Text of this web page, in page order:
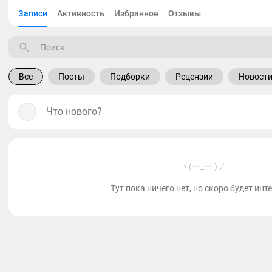
Записи Активность Избранное Отзывы
Все Посты Подборки Рецензии Новости
Что нового?
ヽ(ー_ー )ノ
Тут пока ничего нет, но скоро будет